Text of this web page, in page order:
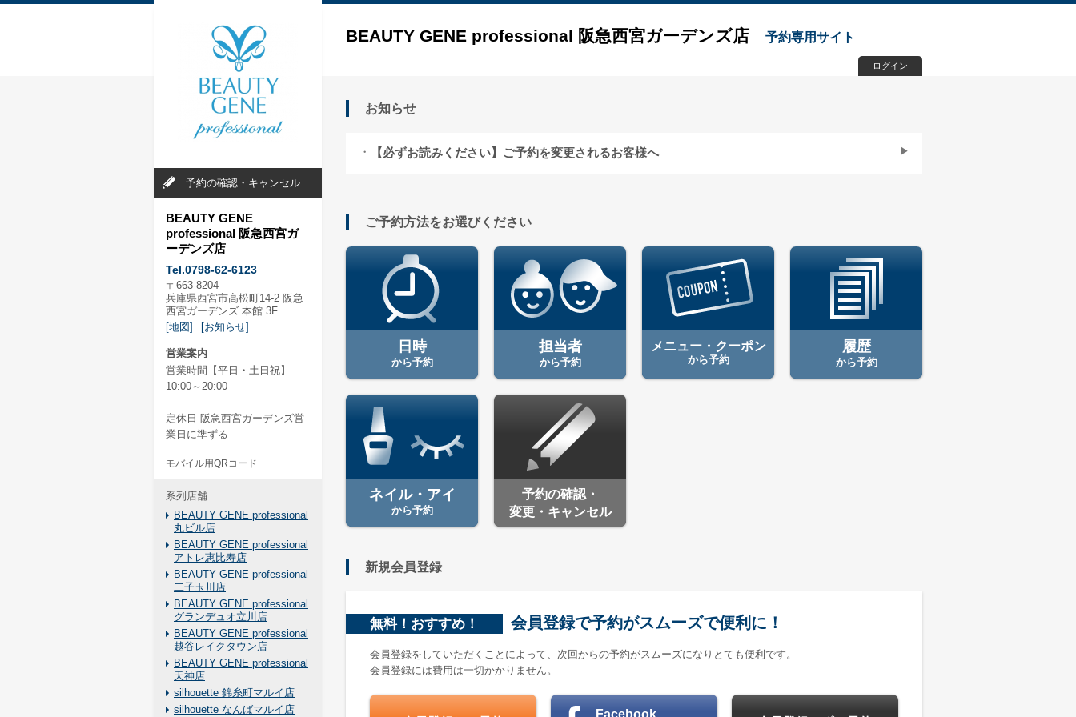
BEAUTY GENE professional 阪急西宮ガーデンズ店 予約専用サイト
ログイン
お知らせ
【必ずお読みください】ご予約を変更されるお客様へ
ご予約方法をお選びください
日時
から予約
担当者
から予約
メニュー・クーポン
から予約
履歴
から予約
ネイル・アイ
から予約
予約の確認・
変更・キャンセル
新規会員登録
無料！おすすめ！ 会員登録で予約がスムーズで便利に！
会員登録をしていただくことによって、次回からの予約がスムーズになりとても便利です。
会員登録には費用は一切かかりません。
Facebook
予約の確認・キャンセル
BEAUTY GENE
professional 阪急西宮ガ
ーデンズ店
Tel.0798-62-6123
〒663-8204
兵庫県西宮市高松町14-2 阪急
西宮ガーデンズ 本館 3F
[地図]
[お知らせ]
営業案内
営業時間【平日・土日祝】
10:00～20:00
定休日 阪急西宮ガーデンズ営
業日に準ずる
モバイル用QRコード
系列店舗
BEAUTY GENE professional
丸ビル店
BEAUTY GENE professional
アトレ恵比寿店
BEAUTY GENE professional
二子玉川店
BEAUTY GENE professional
グランデュオ立川店
BEAUTY GENE professional
越谷レイクタウン店
BEAUTY GENE professional
天神店
silhouette 錦糸町マルイ店
silhouette なんばマルイ店